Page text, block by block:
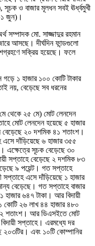
সূচক ও বাজার মূলধন সবই ঊর্ধ্বমুখী
জুন)।
সম্পাদক মো. সাজ্জাদুর রহমান
আসছে। দীর্ঘদিন ফান্ডগুলো
সক্রিয় হয়েছে। ফলে
গড়ে ১ হাজার ১০০ কোটি টাকার
নয়, বেড়েছে সব ধরনের
থেকে ২৫ মে) মোট লেনদেন
মোট লেনদেন হয়েছে ৫ হাজার
বেড়েছে ২০ দশমিক ৪১ শতাংশ।
দাঁড়িয়েছে ৬ হাজার ৩৫৫
এক্ষেত্রে সূচক বেড়েছে ৩০
সপ্তাহে বেড়েছে ২ দশমিক ৮৩
৯ পয়েন্ট। গত সপ্তাহে
এসে দাঁড়িয়েছে ১ হাজার
বেড়েছে। গত সপ্তাহে বাজার
৬৪৭ টাকা। আর বিদায়ী
কোটি ২৬ লাখ ৪৪ হাজার ৪৮০
শতাংশ। আর ডিএসইতে মোট
সপ্তাহে। এরমধ্যে দর
২০৩টির। এবং ১০টি কোম্পানির